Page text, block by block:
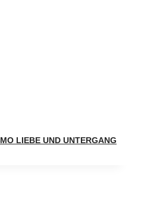
LIEBE UND UNTERGANG